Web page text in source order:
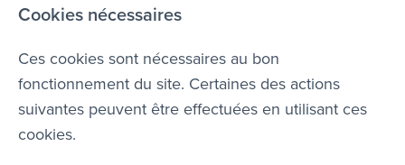
Cookies nécessaires
Ces cookies sont nécessaires au bon
fonctionnement du site. Certaines des actions
suivantes peuvent être effectuées en utilisant ces
cookies.